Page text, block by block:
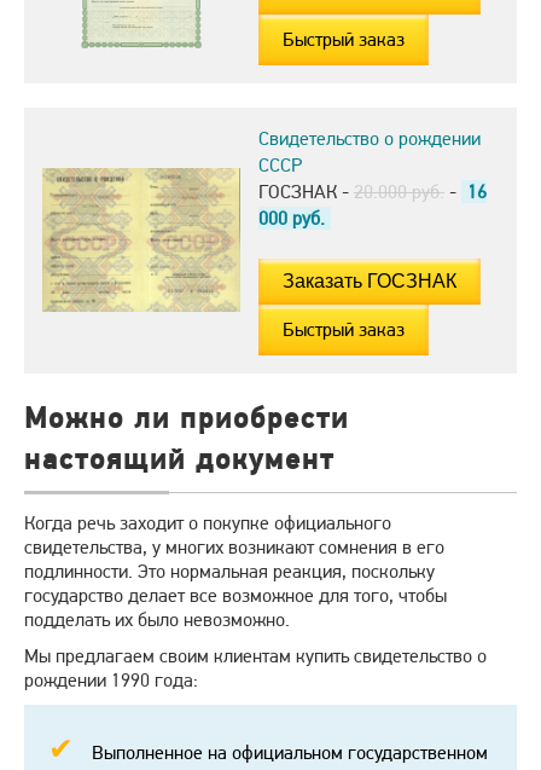
Быстрый заказ
Свидетельство о рождении
СССР
ГОСЗНАК - 20.000 руб. - 16
000 руб.
Быстрый заказ
Можно ли приобрести
настоящий документ
Когда речь заходит о покупке официального
свидетельства, у многих возникают сомнения в его
подлинности. Это нормальная реакция, поскольку
государство делает все возможное для того, чтобы
подделать их было невозможно.
Мы предлагаем своим клиентам купить свидетельство о
рождении 1990 года:
Выполненное на официальном государственном